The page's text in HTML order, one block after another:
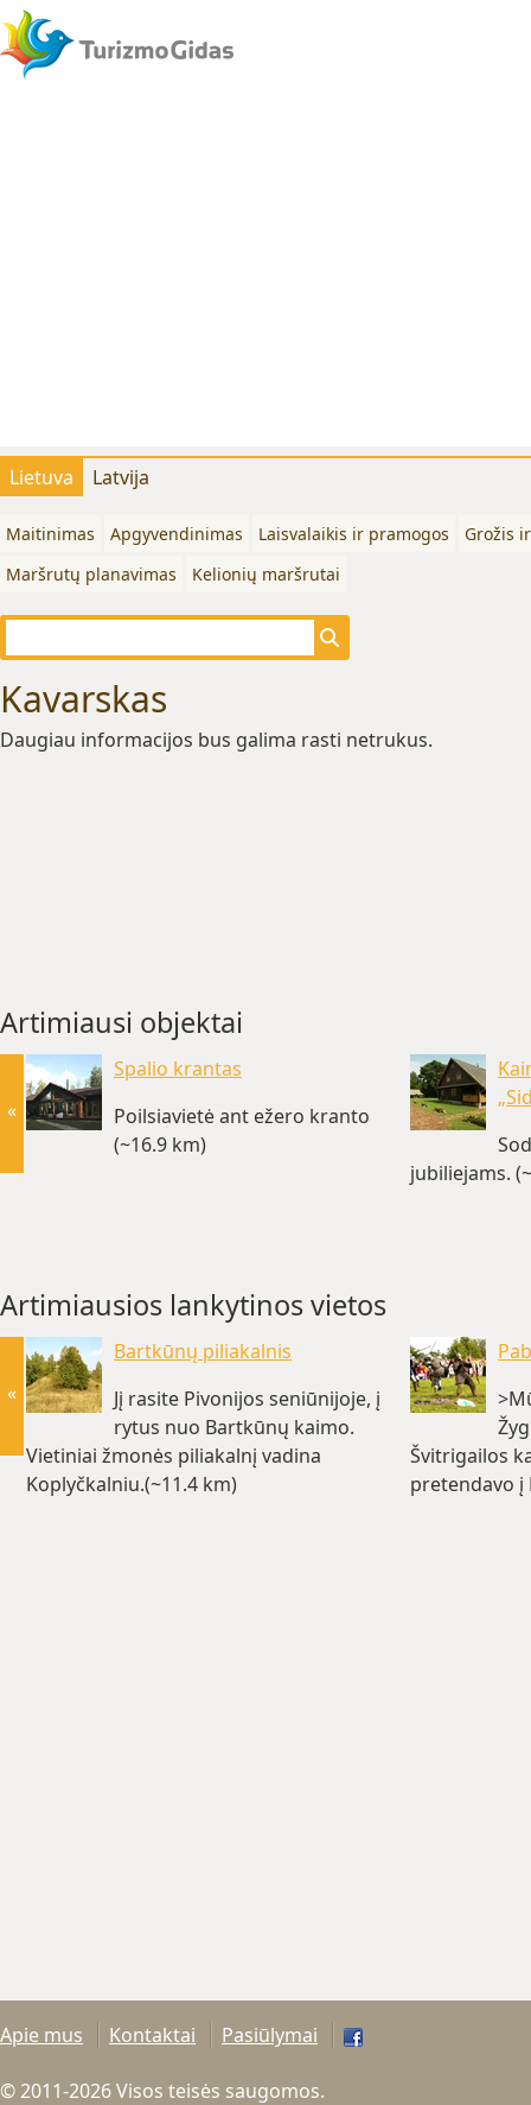
Lietuva Latvija
Maitinimas Apgyvendinimas Laisvalaikis ir pramogos
Grožis
Maršrutų planavimas
Kelionių maršrutai
Kavarskas
Daugiau informacijos bus galima rasti netrukus.
Artimiausi objektai
Spalio krantas
Poilsiavietė ant ežero kranto
(~16.9 km)
jubiliejams.
«
Artimiausios lankytinos vietos
Bartkūnų piliakalnis
Jį rasite Pivonijos seniūnijoje, į
rytus nuo Bartkūnų kaimo.
Vietiniai žmonės piliakalnį vadina
Koplyčkalniu.(~11.4 km)
Švitrigailos
pretendavo į
«
Apie mus Kontaktai Pasiūlymai
© 2011-2026 Visos teisės saugomos.